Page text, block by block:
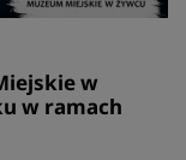
w
w ramach